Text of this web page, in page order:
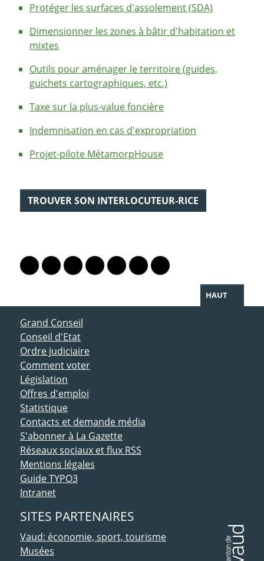
Protéger les surfaces d'assolement (SDA)
Dimensionner les zones à bâtir d'habitation et
mixtes
Outils pour aménager le territoire (guides,
guichets cartographiques, etc.)
Taxe sur la plus-value foncière
Indemnisation en cas d'expropriation
Projet-pilote MétamorpHouse
TROUVER SON INTERLOCUTEUR-RICE
Lien vers le profil Mastodon
Lien vers le profil Bluesky
Lien vers le profil Instagram
Lien vers le profil Linkedin
Lien vers le profil Facebook
Lien vers le profil Twitter
Partager par WhatsApp
HAUT
ACCÈS DIRECT
Grand Conseil
Conseil d'Etat
Ordre judiciaire
Comment voter
Législation
Offres d'emploi
Statistique
Contacts et demande média
S'abonner à La Gazette
Réseaux sociaux et flux RSS
Mentions légales
Guide TYPO3
Intranet
SITES PARTENAIRES
Vaud: économie, sport, tourisme
Musées